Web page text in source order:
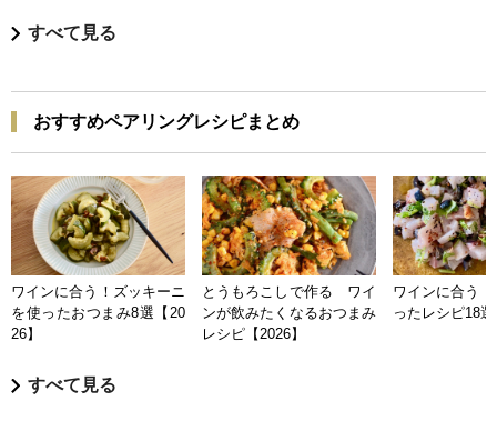
すべて見る
おすすめペアリングレシピまとめ
ワインに合う！ズッキーニ
を使ったおつまみ8選【20
26】
とうもろこしで作る ワイ
ンが飲みたくなるおつまみ
レシピ【2026】
ワインに合う
ったレシピ18
すべて見る